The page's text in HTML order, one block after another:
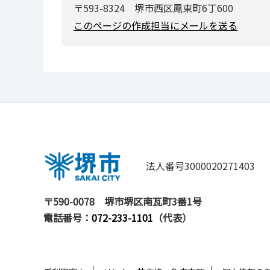
〒593-8324 堺市西区鳳東町6丁600
このページの作成担当にメールを送る
法人番号3000020271403
〒590-0078
堺市堺区南瓦町3番1号
電話番号： 072-233-1101 （代表）